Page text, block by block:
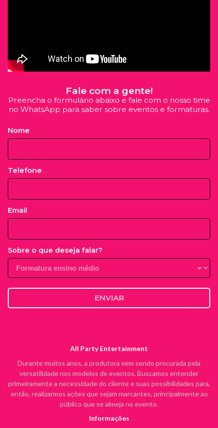
Fale com a gente!
Preencha o formulário abaixo e fale com o nosso time
no WhatsApp para saber sobre eventos e formaturas.
Nome
Telefone
Email
Sobre o que deseja falar?
ENVIAR
All Party Entertainment
Durante muitos anos, a produtora vem sendo procurada pela
versatilidade nos modelos de eventos. Buscamos entender
primeiramente a necessidade do cliente e suas possibilidades para,
então, realizarmos ações que sejam marcantes, principalmente ao
público que se almeja no evento.
Informações